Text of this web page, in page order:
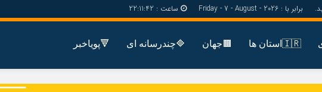
برابر با : Friday - 7 - August - 2026 ساعت : 22:11:43
🇮🇷استان ها 🟫جهان 🔷چندرسانه ای 🔻پویاخبر